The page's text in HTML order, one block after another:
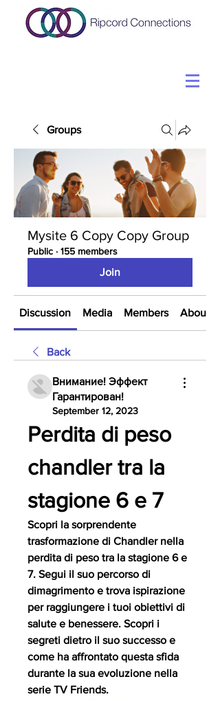
Groups
Mysite 6 Copy Copy Group
Public · 155 members
Join
Discussion Media Members About
Back
Внимание! Эффект
Гарантирован!
September 12, 2023
Perdita di peso
chandler tra la
stagione 6 e 7
Scopri la sorprendente
trasformazione di Chandler nella
perdita di peso tra la stagione 6 e
7. Segui il suo percorso di
dimagrimento e trova ispirazione
per raggiungere i tuoi obiettivi di
salute e benessere. Scopri i
segreti dietro il suo successo e
come ha affrontato questa sfida
durante la sua evoluzione nella
serie TV Friends.